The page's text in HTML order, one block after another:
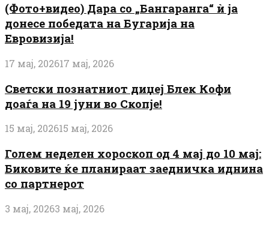
(Фото+видео) Дара со „Бангаранга“ ѝ ја
донесе победата на Бугарија на
Евровизија!
17 мај, 202617 мај, 2026
Светски познатниот диџеј Блек Кофи
доаѓа на 19 јуни во Скопје!
15 мај, 202615 мај, 2026
Голем неделен хороскоп од 4 мај до 10 мај:
Биковите ќе планираат заедничка иднина
со партнерот
3 мај, 20263 мај, 2026